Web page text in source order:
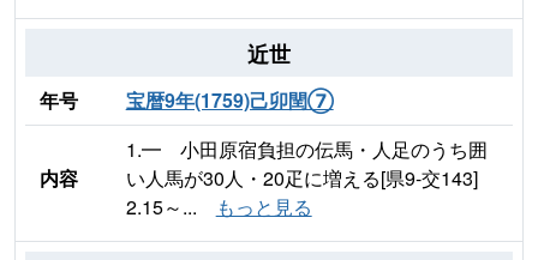
近世
年号 宝暦9年(1759)己卯閏⑦
内容
1.━ 小田原宿負担の伝馬・人足のうち囲
い人馬が30人・20疋に増える[県9-交143]
2.15～...
もっと見る